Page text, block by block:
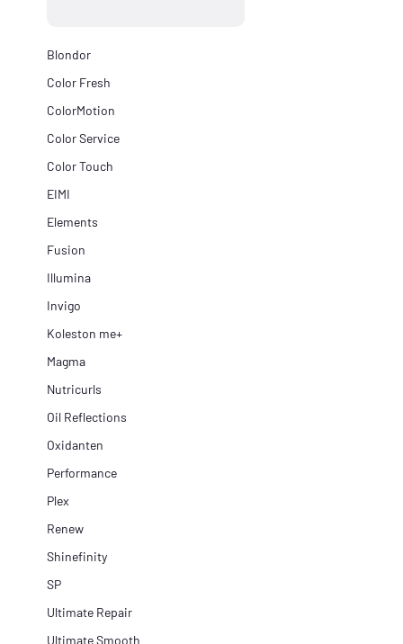
Blondor
Color Fresh
ColorMotion
Color Service
Color Touch
EIMI
Elements
Fusion
Illumina
Invigo
Koleston me+
Magma
Nutricurls
Oil Reflections
Oxidanten
Performance
Plex
Renew
Shinefinity
SP
Ultimate Repair
Ultimate Smooth